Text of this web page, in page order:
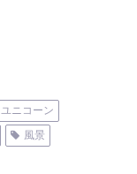
ユニコーン
風景